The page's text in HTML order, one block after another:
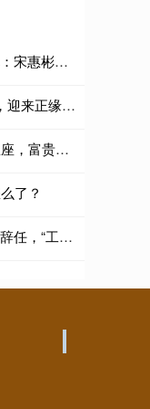
邦乾配资 杨公择日的当代传承与落地：宋惠彬课程体系适配上海商业场景
牛津配资 本月5个星座终于斩断孽缘，迎来正缘甜宠的样子太甜了！
配多多 狮子座：一生中财运最好的星座，富贵逼人！
了？
问道配资 贵阳银行董事长张正海到龄辞任，“工行系”行长盛军代为履职